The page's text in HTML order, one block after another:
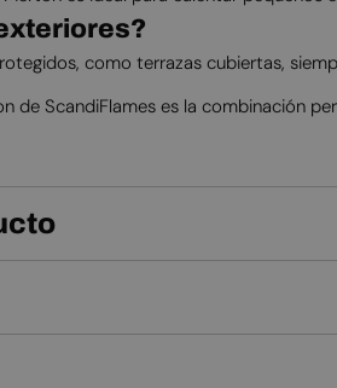
como terrazas cubiertas,
de ScandiFlames es la combinación